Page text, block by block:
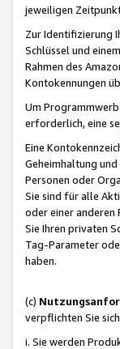
jeweiligen
Zur Identifizierung
Schlüssel und
Rahmen des
Kontokennungen
Um
erforderlich, eine
Eine
Geheimhaltung
Personen oder
Sie sind für alle
oder einer anderen
Sie Ihren privaten
Tag-Parameter
haben.
(c)
verpflichten Sie
i. Sie werden